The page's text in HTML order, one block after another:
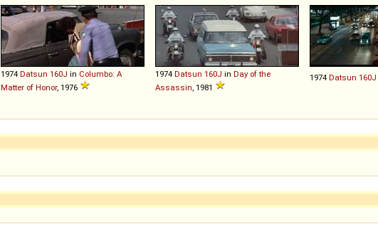
1974 Datsun 160J in Columbo: A
Matter of Honor, 1976
1974 Datsun 160J in Day of the
Assassin , 1981
1974 Datsun 160J